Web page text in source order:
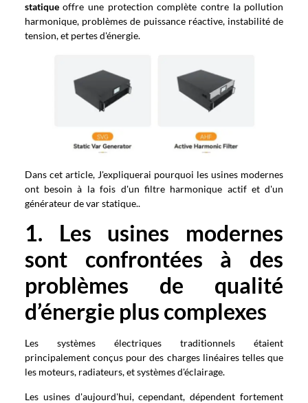
statiqueoffre une protection complète contre la pollution
harmonique, problèmes de puissance réactive, instabilité de
tension, et pertes d'énergie.
Dans cet article, J'expliquerai pourquoi les usines modernes
ont besoin à la fois d'un filtre harmonique actif et d'un
générateur de var statique..
1. Les usines modernes
sont confrontées à des
problèmes de qualité
d’énergie plus complexes
Les systèmes électriques traditionnels étaient
principalement conçus pour des charges linéaires telles que
les moteurs, radiateurs, et systèmes d'éclairage.
Les usines d'aujourd'hui, cependant, dépendent fortement